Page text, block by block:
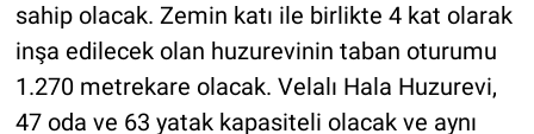
sahip olacak. Zemin katı ile birlikte 4 kat olarak
inşa edilecek olan huzurevinin taban oturumu
1.270 metrekare olacak. Velalı Hala Huzurevi,
47 oda ve 63 yatak kapasiteli olacak ve aynı